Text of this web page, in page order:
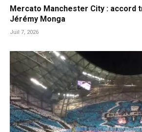
Mercato Manchester City : accord
Jérémy Monga
Juil 7, 2026